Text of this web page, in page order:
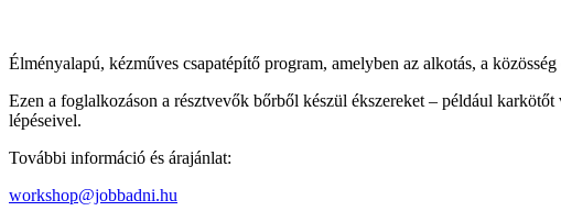
Élményalapú, kézműves csapatépítő program, amelyben az alkotás, a
Ezen a foglalkozáson a résztvevők bőrből készül ékszereket – például
lépéseivel.
További információ és árajánlat:
workshop@jobbadni.hu